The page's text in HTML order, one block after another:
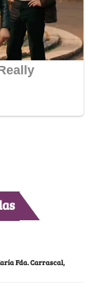
Fda. Carrascal,